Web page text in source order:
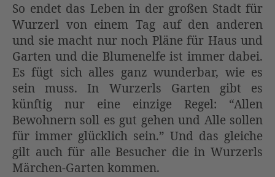
So endet das Leben in der großen Stadt für
Wurzerl von einem Tag auf den anderen
und sie macht nur noch Pläne für Haus und
Garten und die Blumenelfe ist immer dabei.
Es fügt sich alles ganz wunderbar, wie es
sein muss. In Wurzerls Garten gibt es
künftig nur eine einzige Regel: “Allen
Bewohnern soll es gut gehen und Alle sollen
für immer glücklich sein.” Und das gleiche
gilt auch für alle Besucher die in Wurzerls
Märchen-Garten kommen.